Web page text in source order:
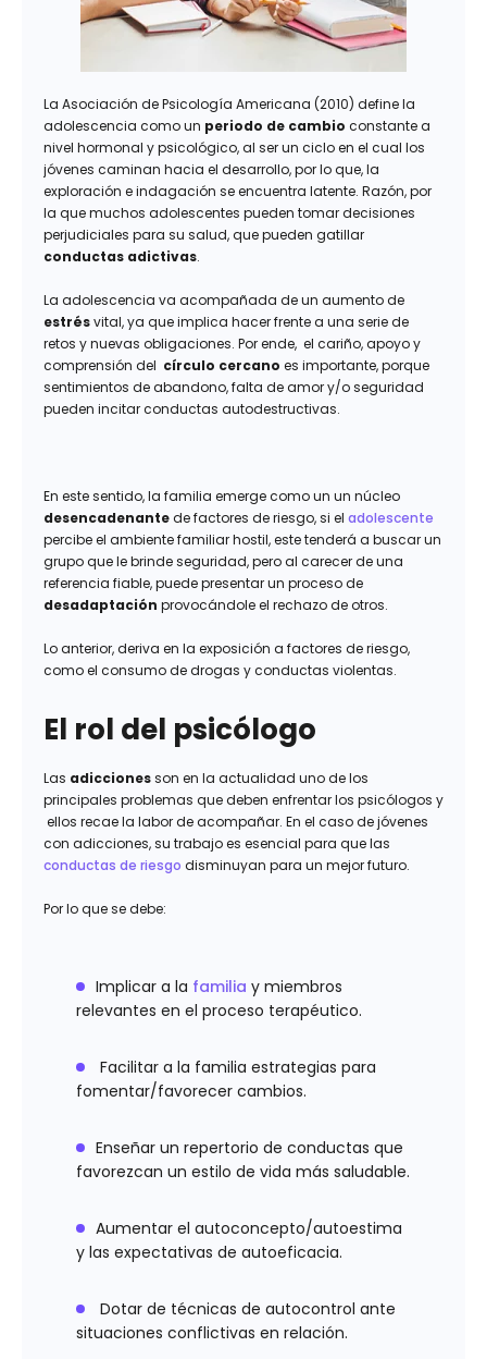
La Asociación de Psicología Americana (2010) define la
adolescencia como un periodo de cambio constante a
nivel hormonal y psicológico, al ser un ciclo en el cual los
jóvenes caminan hacia el desarrollo, por lo que, la
exploración e indagación se encuentra latente. Razón, por
la que muchos adolescentes pueden tomar decisiones
perjudiciales para su salud, que pueden gatillar
conductas adictivas.
La adolescencia va acompañada de un aumento de
estrésvital, ya que implica hacer frente a una serie de
retos y nuevas obligaciones. Por ende, el cariño, apoyo y
comprensión del círculo cercano es importante, porque
sentimientos de abandono, falta de amor y/o seguridad
pueden incitar conductas autodestructivas.
En este sentido, la familia emerge como un un núcleo
desencadenantede factores de riesgo, si el adolescente
percibe el ambiente familiar hostil, este tenderá a buscar un
grupo que le brinde seguridad, pero al carecer de una
referencia fiable, puede presentar un proceso de
desadaptación provocándole el rechazo de otros.
Lo anterior, deriva en la exposición a factores de riesgo,
como el consumo de drogas y conductas violentas.
El rol del psicólogo
Las adiccionesson en la actualidad uno de los
principales problemas que deben enfrentar los psicólogos y
ellos recae la labor de acompañar. En el caso de jóvenes
con adicciones, su trabajo es esencial para que las
conductas de riesgo disminuyan para un mejor futuro.
Por lo que se debe:
Implicar a la familia y miembros
relevantes en el proceso terapéutico.
Facilitar a la familia estrategias para
fomentar/favorecer cambios.
Enseñar un repertorio de conductas que
favorezcan un estilo de vida más saludable.
Aumentar el autoconcepto/autoestima
y las expectativas de autoeficacia.
Dotar de técnicas de autocontrol ante
situaciones conflictivas en relación.